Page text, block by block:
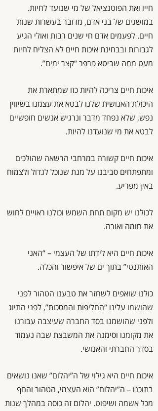
חייו ואת הפוטנציאל של מי שנועד לחיות.
במושגים של בני אדם, מדובר בעשרות שנות
חיים. לפעמים אדם חי שנים רבות ואולי הגיע
לגבורות ובבחינת איכות חיים לא הצליח לחיות
מעט ממה שביטא פרפר “קצר ימים”.
איכות חיים צריכה להיות כזו שמתארת את
היכולת האנושית שלנו לבטא את עצמנו בשיווין
נפש, שלא נפחד מדבר ונרגיש אנשים חופשיים
לבטא את מי שנועדנו להיות.
איכות חיים קשורה במרחבי הרשאה שהולכים
ומתפתחים סביבנו על מנת שנוכל לגדול ולצמוח
באין מפריע.
לכולנו יש מקום תחת השמש וכולנו ראויים לחוש
את חומה ואורה.
איכות חיים היא לידתו של העצמי – “האני
האותנטי” בתוך ים של איפשור והכלה.
כולנו שואפים לשחזר את טבענו הטהור לפני
שהושמו עלינו “החליפות והמסכות”, לפני התיוג
ולפני שהושמנו בסד החברה שעיצבה עבורנו
את מקומנו וסימנה את המשבצת שבה נעמוד
בסדר החברתי והאנושי.
איכות חיים היא גילוי של ה”יהלום” שאנו נושאים
בתוכנו – ה”יהלום” הוא העצמי, הטהור והחף
מכל אשמה ושיפוט. יהלום זה כוסה במהלך שנות